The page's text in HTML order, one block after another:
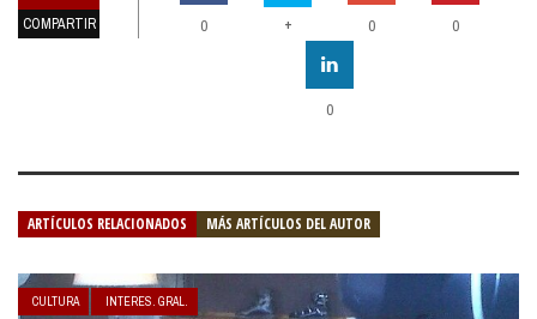
COMPARTIR 0 + 0 0
0
ARTÍCULOS RELACIONADOS MÁS ARTÍCULOS DEL AUTOR
CULTURA INTERES. GRAL.